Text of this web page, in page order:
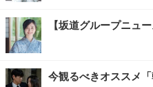
【坂道グループニュ
今観るべきオススメ「